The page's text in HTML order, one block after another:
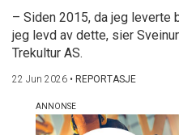
– Siden 2015, da jeg leverte
jeg levd av dette, sier
Trekultur AS.
22 Jun 2026 • REPORTASJE